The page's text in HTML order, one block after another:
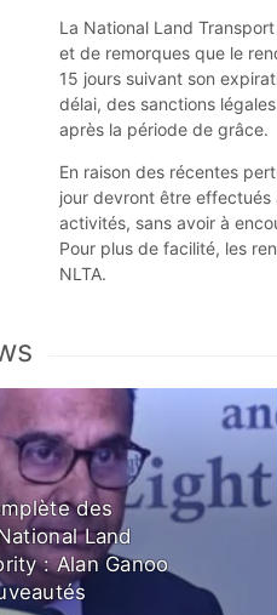
La National Land
et de remorques que le
15 jours suivant son
délai, des sanctions
après la période de grâce.
En raison des récentes
jour devront être effectués
activités, sans avoir à
Pour plus de facilité, les
NLTA.
des
Land
: Alan Ganoo